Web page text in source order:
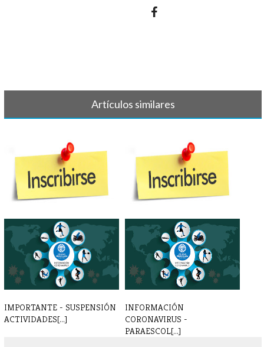
Artículos similares
INSCRIPCIONES
PARAESCOLARES 24 - 25
INSCRIPCIONES
PARAESCOLARES 2022 - [...]
IMPORTANTE - SUSPENSIÓN
ACTIVIDADES[...]
INFORMACIÓN
CORONAVIRUS -
PARAESCOL[...]